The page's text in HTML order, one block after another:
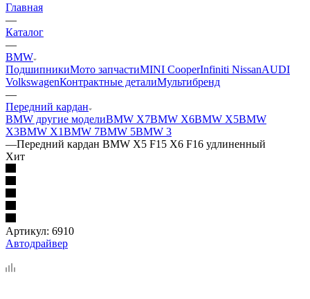
Главная
—
Каталог
—
BMW
ПодшипникиМото запчастиMINI CooperInfiniti NissanAUDI
VolkswagenКонтрактные деталиМультибренд
—
Передний кардан
BMW другие моделиBMW X7BMW X6BMW X5BMW
X3BMW X1BMW 7BMW 5BMW 3
—Передний кардан BMW X5 F15 X6 F16 удлиненный
Хит
Артикул: 6910
Автодрайвер